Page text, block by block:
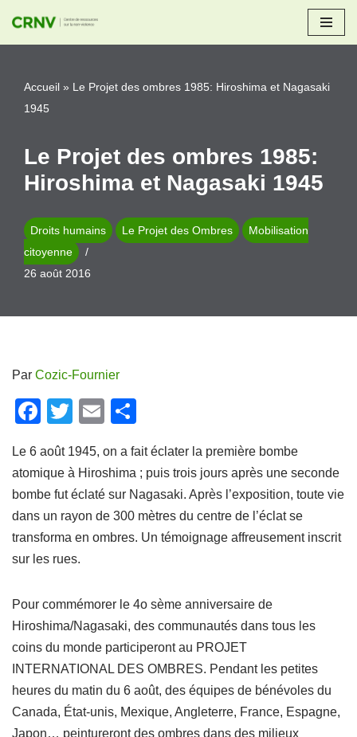
Aller
contenu
Accueil » Le Projet des ombres 1985: Hiroshima et Nagasaki
1945
Le Projet des ombres 1985:
Hiroshima et Nagasaki 1945
Droits humains Le Projet des Ombres
Mobilisation
citoyenne
26 août 2016
Par Cozic-Fournier
F
c
e
b
o
o
T
tt
er
E
ail ta
g
er
Le 6 août 1945, on a fait éclater la première bombe
atomique à Hiroshima ; puis trois jours après une seconde
bombe fut éclaté sur Nagasaki. Après l’exposition, toute vie
dans un rayon de 300 mètres du centre de l’éclat se
transforma en ombres. Un témoignage affreusement inscrit
sur les rues.
Pour commémorer le 4o sème anniversaire de
Hiroshima/Nagasaki, des communautés dans tous les
coins du monde participeront au PROJET
INTERNATIONAL DES OMBRES. Pendant les petites
heures du matin du 6 août, des équipes de bénévoles du
Canada, État-unis, Mexique, Angleterre, France, Espagne,
Japon… peintureront des ombres dans des milieux